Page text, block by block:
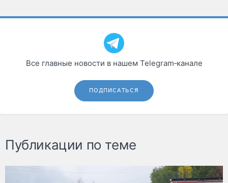
Все главные новости в нашем Telegram‑канале
ПОДПИСАТЬСЯ
Публикации по теме